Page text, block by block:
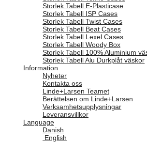
Storlek Tabell E-Plasticase
Storlek Tabell ISP Cases
Storlek Tabell Twist Cases
Storlek Tabell Beat Cases
Storlek Tabell Lexel Cases
Storlek Tabell Woody Box
Storlek Tabell 100% Aluminium
Storlek Tabell Alu Durkplåt väskor
Information
Nyheter
Kontakta oss
Linde+Larsen Teamet
Berättelsen om Linde+Larsen
Verksamhetsupplysningar
Leveransvillkor
Language
Danish
English